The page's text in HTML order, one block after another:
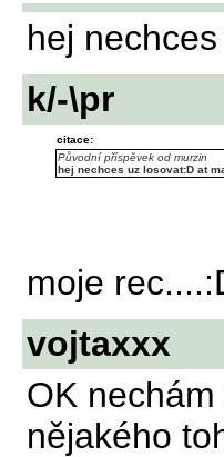
hej
k/-\pr
citace:
Původní příspěvek od murzin
hej nechces uz losovat:D at
moje
vojtaxxx
OK
nějakého